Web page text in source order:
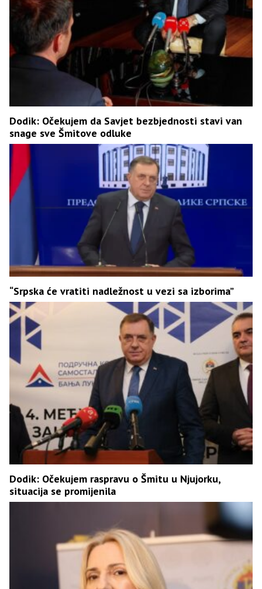
Dodik: Očekujem da Savjet bezbjednosti stavi van
snage sve Šmitove odluke
“Srpska će vratiti nadležnost u vezi sa izborima”
Dodik: Očekujem raspravu o Šmitu u Njujorku,
situacija se promijenila